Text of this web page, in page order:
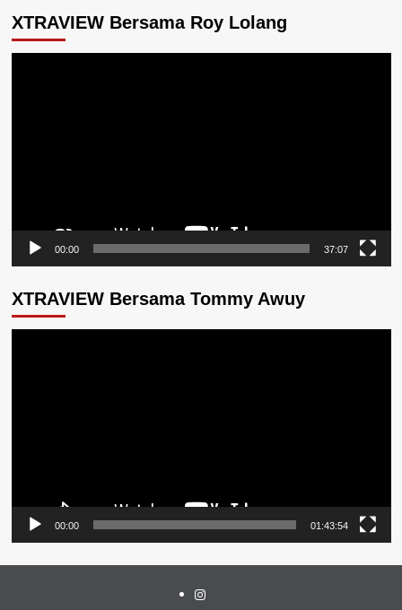
XTRAVIEW Bersama Roy Lolang
00:00 37:07
XTRAVIEW Bersama Tommy Awuy
00:00 01:43:54
Instagram